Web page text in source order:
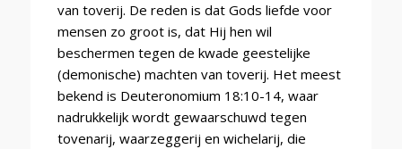
van toverij. De reden is dat Gods liefde voor
mensen zo groot is, dat Hij hen wil
beschermen tegen de kwade geestelijke
(demonische) machten van toverij. Het meest
bekend is Deuteronomium 18:10-14, waar
nadrukkelijk wordt gewaarschuwd tegen
tovenarij, waarzeggerij en wichelarij, die